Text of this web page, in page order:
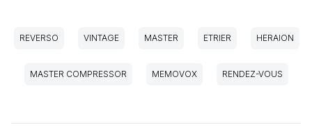
REVERSO VINTAGE MASTER ETRIER HERAION
MASTER COMPRESSOR MEMOVOX RENDEZ-VOUS